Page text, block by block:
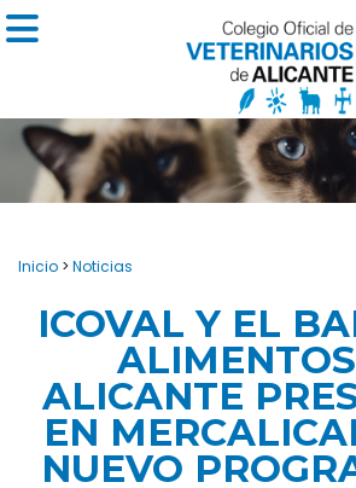
Inicio > Noticias
ICOVAL Y EL
ALICANTE
EN
NUEVO